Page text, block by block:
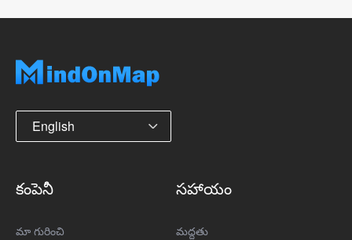
English
కంపెనీ
మా గురించి
సహాయం
మద్దతు